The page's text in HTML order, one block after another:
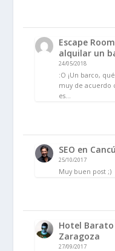
Escape
alquilar un
24/05/2018
:O ¡Un barco,
muy de acuerdo
es…
SEO en
25/10/2017
Muy buen post ;)
Hotel
Zaragoza
27/09/2017